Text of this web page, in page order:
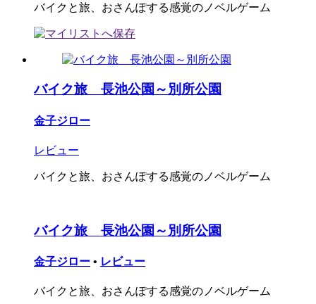
バイクと旅、おさんぽする感覚のノベルゲーム
バイク旅 長池公園～別所公園
金子ジロー
レビュー
バイクと旅、おさんぽする感覚のノベルゲーム
バイク旅 長池公園～別所公園
金子ジロー • レビュー
バイクと旅、おさんぽする感覚のノベルゲーム